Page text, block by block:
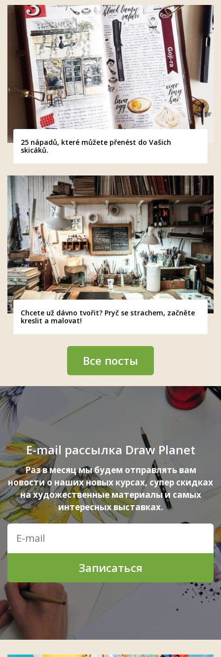
25 nápadů, které můžete přenést do Vašich
skicáků.
Chcete už dávno tvořit? Pryč se strachem, začněte
kreslit a malovat!
Все посты
E-mail рассылка Draw Planet
Раз в месяц мы будем отправлять вам
новости о наших новых курсах, супер скидках
на художественные материалы и самых
интересных выставках.
Записаться